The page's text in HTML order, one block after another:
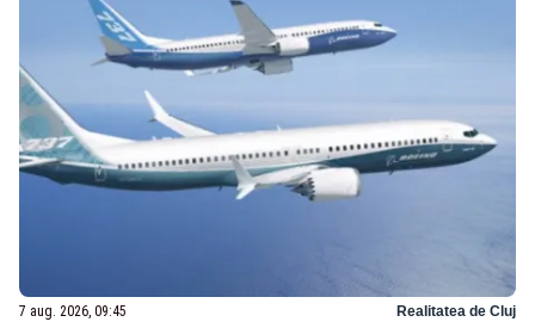
7 aug. 2026, 09:45 Realitatea de Cluj